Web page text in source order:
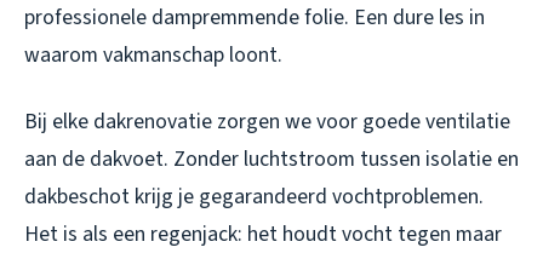
professionele dampremmende folie. Een dure les in
waarom vakmanschap loont.
Bij elke dakrenovatie zorgen we voor goede ventilatie
aan de dakvoet. Zonder luchtstroom tussen isolatie en
dakbeschot krijg je gegarandeerd vochtproblemen.
Het is als een regenjack: het houdt vocht tegen maar